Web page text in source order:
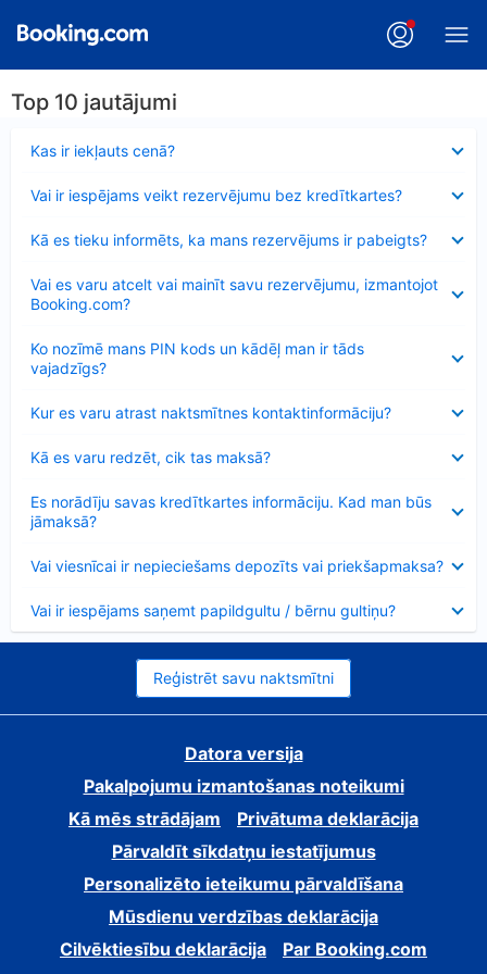
Top 10 jautājumi
Kas ir iekļauts cenā?
Vai ir iespējams veikt rezervējumu bez kredītkartes?
Kā es tieku informēts, ka mans rezervējums ir pabeigts?
Vai es varu atcelt vai mainīt savu rezervējumu, izmantojot
Booking.com?
Ko nozīmē mans PIN kods un kādēļ man ir tāds
vajadzīgs?
Kur es varu atrast naktsmītnes kontaktinformāciju?
Kā es varu redzēt, cik tas maksā?
Es norādīju savas kredītkartes informāciju. Kad man būs
jāmaksā?
Vai viesnīcai ir nepieciešams depozīts vai priekšapmaksa?
Vai ir iespējams saņemt papildgultu / bērnu gultiņu?
Reģistrēt savu naktsmītni
Datora versija
Pakalpojumu izmantošanas noteikumi
Kā mēs strādājam
Privātuma deklarācija
Pārvaldīt sīkdatņu iestatījumus
Personalizēto ieteikumu pārvaldīšana
Mūsdienu verdzības deklarācija
Cilvēktiesību deklarācija
Par Booking.com